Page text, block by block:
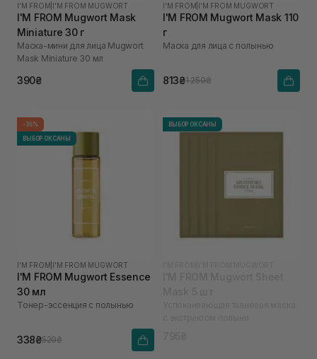
I'M FROM I'M FROM MUGWORT
I'M FROM Mugwort Mask
Miniature 30 г
Маска-мини для лица Mugwort
Mask Miniature 30 мл
390₴
I'M FROM I'M FROM MUGWORT
I'M FROM Mugwort Mask 110
г
Маска для лица с полынью
813₴1 250₴
-35%
ВЫБОР ОКСАНЫ
I'M FROM I'M FROM MUGWORT
I'M FROM Mugwort Essence
30 мл
Тонер-эссенция с полынью
338₴520₴
ВЫБОР ОКСАНЫ